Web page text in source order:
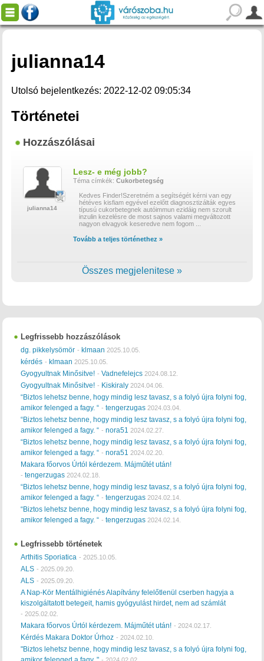
julianna14
Utolsó bejelentkezés: 2022-12-02 09:05:34
Történetei
Hozzászólásai
julianna14
Lesz- e még jobb?
Téma címkék: Cukorbetegség
Kedves Finder!Szeretném a segítségét kérni van egy
hétéves kisfiam egyével ezelőtt diagnosztizálták egyes
típusú cukorbetegnek autóimmun ezidáig nem szorult
inzulin kezelésre de most sajnos valami megváltozott
nagyon elvagyok keseredve nem fogom
Tovább a teljes történethez »
Összes megjelenitese »
Legfrissebb hozzászólások
dg. pikkelysömör - klmaan 2025.10.05.
kérdés - klmaan 2025.10.05.
Gyogyultnak Minősitve! -Vadnefelejcs 2024.08.12.
Gyogyultnak Minősitve! - Kiskiraly 2024.04.06.
“Biztos lehetsz benne, hogy mindig lesz tavasz, s a folyó újra folyni fog,
amikor felenged a fagy. “ -tengerzugas 2024.03.04.
“Biztos lehetsz benne, hogy mindig lesz tavasz, s a folyó újra folyni fog,
amikor felenged a fagy. “ -nora51 2024.02.27.
“Biztos lehetsz benne, hogy mindig lesz tavasz, s a folyó újra folyni fog,
amikor felenged a fagy. “ -nora51 2024.02.20.
Makara főorvos Úrtól kérdezem. Májműtét után!
-tengerzugas 2024.02.18.
“Biztos lehetsz benne, hogy mindig lesz tavasz, s a folyó újra folyni fog,
amikor felenged a fagy. “ -tengerzugas 2024.02.14.
“Biztos lehetsz benne, hogy mindig lesz tavasz, s a folyó újra folyni fog,
amikor felenged a fagy. “ -tengerzugas 2024.02.14.
Legfrissebb történetek
Arthitis Sporiatica - 2025.10.05.
ALS - 2025.09.20.
ALS - 2025.09.20.
A Nap-Kör Mentálhigiénés Alapítvány felelőtlenül cserben hagyja a
kiszolgáltatott betegeit, hamis gyógyulást hirdet, nem ad számlát
- 2025.02.02.
Makara főorvos Úrtól kérdezem. Májműtét után! - 2024.02.17.
Kérdés Makara Doktor Úrhoz - 2024.02.10.
"Biztos lehetsz benne, hogy mindig lesz tavasz, s a folyó újra folyni fog,